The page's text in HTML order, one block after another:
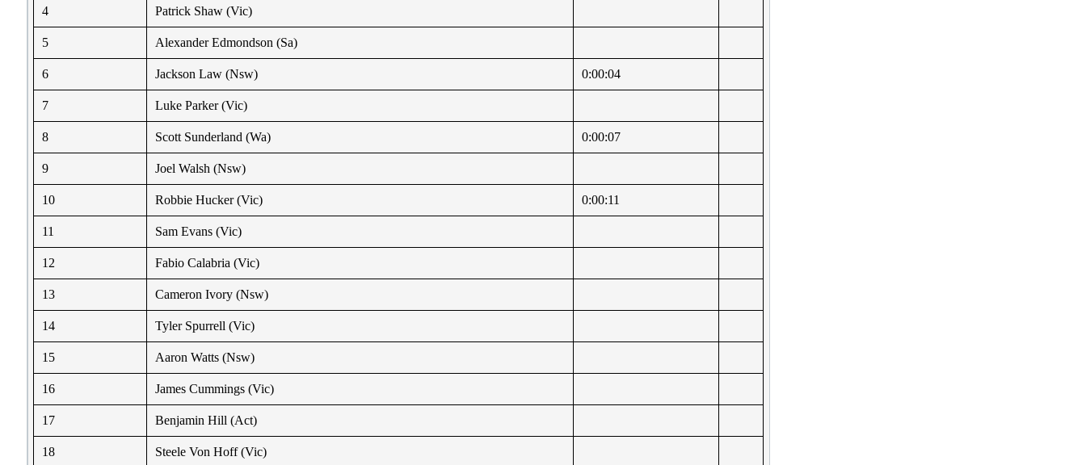
4 Patrick Shaw (Vic)
5 Alexander Edmondson (Sa)
6 Jackson Law (Nsw) 0:00:04
7 Luke Parker (Vic)
8 Scott Sunderland (Wa) 0:00:07
9 Joel Walsh (Nsw)
10 Robbie Hucker (Vic) 0:00:11
11 Sam Evans (Vic)
12 Fabio Calabria (Vic)
13 Cameron Ivory (Nsw)
14 Tyler Spurrell (Vic)
15 Aaron Watts (Nsw)
16 James Cummings (Vic)
17 Benjamin Hill (Act)
18 Steele Von Hoff (Vic)